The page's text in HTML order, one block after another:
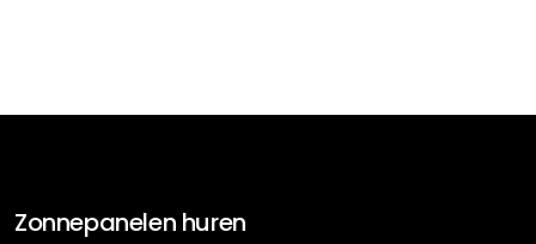
Zonnepanelen huren